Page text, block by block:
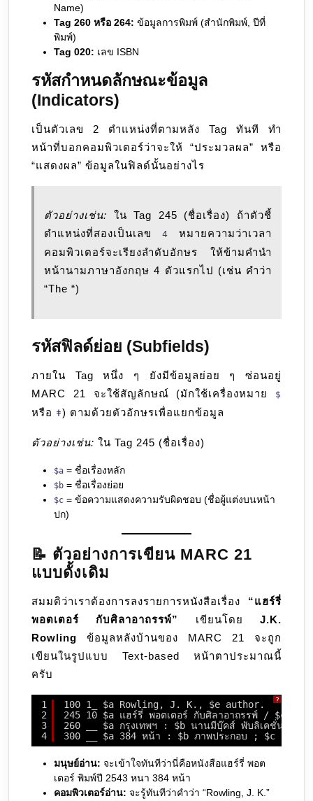
Name)
Tag 260 หรือ 264: ข้อมูลการพิมพ์ (สำนักพิมพ์, ปีที่
พิมพ์)
Tag 020: เลข ISBN
รหัสกำหนดลักษณะข้อมูล
(Indicators)
เป็นตัวเลข 2 ตำแหน่งที่ตามหลัง Tag ทันที ทำ
หน้าที่บอกคอมพิวเตอร์ว่าจะให้ “ประมวลผล” หรือ
“แสดงผล” ข้อมูลในฟิลด์นั้นอย่างไร
ตัวอย่างเช่น: ใน Tag 245 (ชื่อเรื่อง) ถ้าตัวชี้
ตำแหน่งที่สองเป็นเลข 4
หมายความว่าเวลา
คอมพิวเตอร์จะเรียงลำดับอักษร ให้ข้ามคำนำ
หน้านามภาษาอังกฤษ 4 ตัวแรกไป (เช่น คำว่า
“The “)
รหัสฟิลด์ย่อย (Subfields)
ภายใน Tag หนึ่ง ๆ ยังมีข้อมูลย่อย ๆ ซ่อนอยู่
MARC 21 จะใช้สัญลักษณ์ (มักใช้เครื่องหมาย
$
หรือ ǂ) ตามด้วยตัวอักษรเพื่อแยกข้อมูล
ตัวอย่างเช่น: ใน Tag 245 (ชื่อเรื่อง)
$a = ชื่อเรื่องหลัก
$b = ชื่อเรื่องย่อย
$c = ข้อความแสดงความรับผิดชอบ (ชื่อผู้แต่งบนหน้า
ปก)
📝 ตัวอย่างการเขียน MARC 21
แบบดั้งเดิม
สมมติว่าเราต้องการลงรายการหนังสือเรื่อง “แฮร์รี่
พอตเตอร์ กับศิลาอาถรรพ์”
เขียนโดยJ.K.
Rowling ข้อมูลหลังบ้านของ MARC 21 จะถูก
เขียนในรูปแบบ Text-based หน้าตาประมาณนี้
ครับ
?
1
2
3
4
100 1_ $a Rowling, J. K., $e author.
245 10 $a แฮร์รี่ พอตเตอร์ กับศิลาอาถรรพ์ / $c เ
260 __ $a กรุงเทพฯ : $b นานมีบุ๊คส์ พับลิเคชั่นส์,
300 __ $a 384 หน้า : $b ภาพประกอบ ; $c 21 ซ
มนุษย์อ่าน: จะเข้าใจทันทีว่านี่คือหนังสือแฮร์รี่ พอต
เตอร์ พิมพ์ปี 2543 หนา 384 หน้า
คอมพิวเตอร์อ่าน: จะรู้ทันทีว่าคำว่า “Rowling, J. K.”